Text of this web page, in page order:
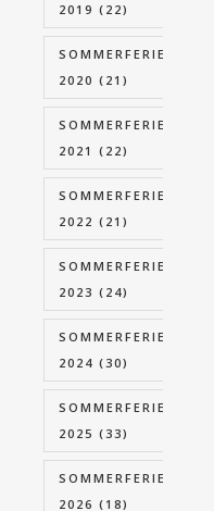
2019 (22)
SOMMERFERIE
2020 (21)
SOMMERFERIE
2021 (22)
SOMMERFERIE
2022 (21)
SOMMERFERIE
2023 (24)
SOMMERFERIE
2024 (30)
SOMMERFERIE
2025 (33)
SOMMERFERIE
2026 (18)